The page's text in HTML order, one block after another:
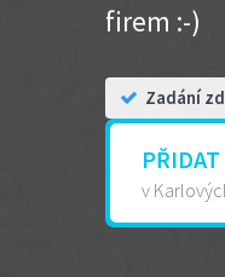
firem :-)
Zadání
v